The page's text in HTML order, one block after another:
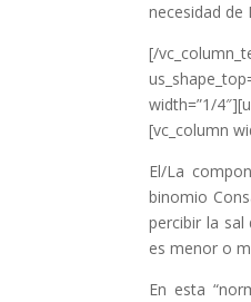
necesidad de
[/
width=”1/
[vc_column
El/La
binomio
percibir la sal
es menor o
En esta